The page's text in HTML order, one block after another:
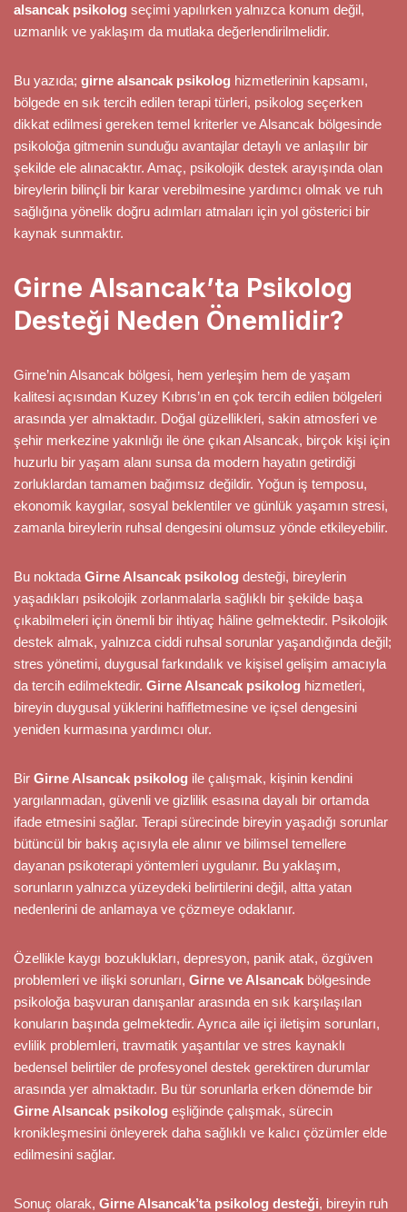
alsancak psikolog seçimi yapılırken yalnızca konum değil,
uzmanlık ve yaklaşım da mutlaka değerlendirilmelidir.
Bu yazıda; girne alsancak psikolog hizmetlerinin kapsamı,
bölgede en sık tercih edilen terapi türleri, psikolog seçerken
dikkat edilmesi gereken temel kriterler ve Alsancak bölgesinde
psikoloğa gitmenin sunduğu avantajlar detaylı ve anlaşılır bir
şekilde ele alınacaktır. Amaç, psikolojik destek arayışında olan
bireylerin bilinçli bir karar verebilmesine yardımcı olmak ve ruh
sağlığına yönelik doğru adımları atmaları için yol gösterici bir
kaynak sunmaktır.
Girne Alsancak’ta Psikolog
Desteği Neden Önemlidir?
Girne’nin Alsancak bölgesi, hem yerleşim hem de yaşam
kalitesi açısından Kuzey Kıbrıs’ın en çok tercih edilen bölgeleri
arasında yer almaktadır. Doğal güzellikleri, sakin atmosferi ve
şehir merkezine yakınlığı ile öne çıkan Alsancak, birçok kişi için
huzurlu bir yaşam alanı sunsa da modern hayatın getirdiği
zorluklardan tamamen bağımsız değildir. Yoğun iş temposu,
ekonomik kaygılar, sosyal beklentiler ve günlük yaşamın stresi,
zamanla bireylerin ruhsal dengesini olumsuz yönde etkileyebilir.
Bu noktada Girne Alsancak psikolog desteği, bireylerin
yaşadıkları psikolojik zorlanmalarla sağlıklı bir şekilde başa
çıkabilmeleri için önemli bir ihtiyaç hâline gelmektedir. Psikolojik
destek almak, yalnızca ciddi ruhsal sorunlar yaşandığında değil;
stres yönetimi, duygusal farkındalık ve kişisel gelişim amacıyla
da tercih edilmektedir. Girne Alsancak psikolog hizmetleri,
bireyin duygusal yüklerini hafifletmesine ve içsel dengesini
yeniden kurmasına yardımcı olur.
Bir Girne Alsancak psikolog ile çalışmak, kişinin kendini
yargılanmadan, güvenli ve gizlilik esasına dayalı bir ortamda
ifade etmesini sağlar. Terapi sürecinde bireyin yaşadığı sorunlar
bütüncül bir bakış açısıyla ele alınır ve bilimsel temellere
dayanan psikoterapi yöntemleri uygulanır. Bu yaklaşım,
sorunların yalnızca yüzeydeki belirtilerini değil, altta yatan
nedenlerini de anlamaya ve çözmeye odaklanır.
Özellikle kaygı bozuklukları, depresyon, panik atak, özgüven
problemleri ve ilişki sorunları, Girne ve Alsancak bölgesinde
psikoloğa başvuran danışanlar arasında en sık karşılaşılan
konuların başında gelmektedir. Ayrıca aile içi iletişim sorunları,
evlilik problemleri, travmatik yaşantılar ve stres kaynaklı
bedensel belirtiler de profesyonel destek gerektiren durumlar
arasında yer almaktadır. Bu tür sorunlarla erken dönemde bir
Girne Alsancak psikolog eşliğinde çalışmak, sürecin
kronikleşmesini önleyerek daha sağlıklı ve kalıcı çözümler elde
edilmesini sağlar.
Sonuç olarak, Girne Alsancak’ta psikolog desteği, bireyin ruh